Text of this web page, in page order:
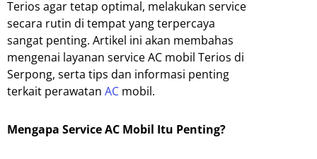
Terios agar tetap optimal, melakukan service
secara rutin di tempat yang terpercaya
sangat penting. Artikel ini akan membahas
mengenai layanan service AC mobil Terios di
Serpong, serta tips dan informasi penting
terkait perawatan AC mobil.
Mengapa Service AC Mobil Itu Penting?